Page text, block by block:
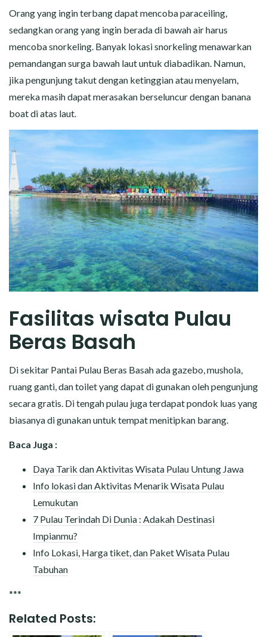
Orang yang ingin terbang dapat mencoba paraceiling,
sedangkan orang yang ingin berada di bawah air harus
mencoba snorkeling. Banyak lokasi snorkeling menawarkan
pemandangan surga bawah laut untuk diabadikan. Namun,
jika pengunjung takut dengan ketinggian atau menyelam,
mereka masih dapat merasakan berseluncur dengan banana
boat di atas laut.
Fasilitas wisata Pulau
Beras Basah
Di sekitar Pantai Pulau Beras Basah ada gazebo, mushola,
ruang ganti, dan toilet yang dapat di gunakan oleh pengunjung
secara gratis. Di tengah pulau juga terdapat pondok luas yang
biasanya di gunakan untuk tempat menitipkan barang.
Baca Juga :
Daya Tarik dan Aktivitas Wisata Pulau Untung Jawa
Info lokasi dan Aktivitas Menarik Wisata Pulau
Lemukutan
7 Pulau Terindah Di Dunia : Adakah Destinasi
Impianmu?
Info Lokasi, Harga tiket, dan Paket Wisata Pulau
Tabuhan
***
Related Posts: